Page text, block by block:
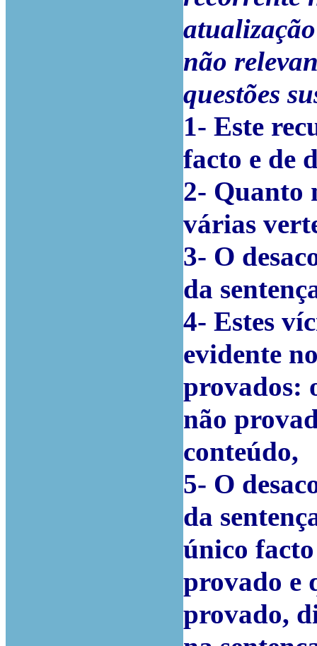
não
questões
1- Este
facto e de
2- Quanto
várias
3- O
da
4- Estes
evidente
provados:
não
conteúdo,
5- O
da
único
provado e
provado,